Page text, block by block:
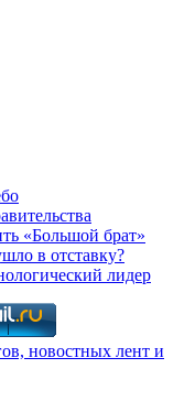
«Большой брат»
в отставку?
лидер
новостных лент и